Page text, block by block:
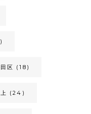
区 (18)
(24)